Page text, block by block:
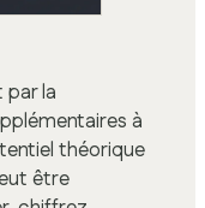
par la
à
théorique
être